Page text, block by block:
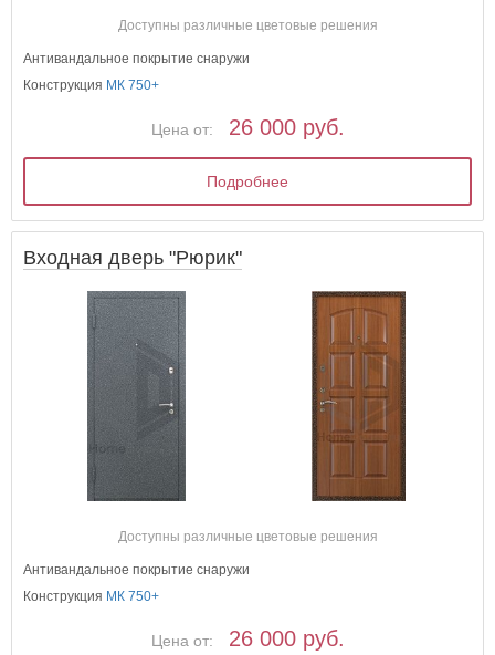
Доступны различные цветовые решения
Антивандальное покрытие снаружи
Конструкция МК 750+
Цена от: 26 000 руб.
Подробнее
Входная дверь "Рюрик"
Доступны различные цветовые решения
Антивандальное покрытие снаружи
Конструкция МК 750+
Цена от: 26 000 руб.